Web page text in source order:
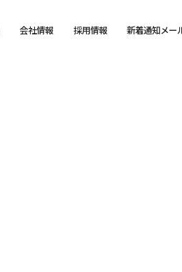
会社情報 採用情報 新着通知メー